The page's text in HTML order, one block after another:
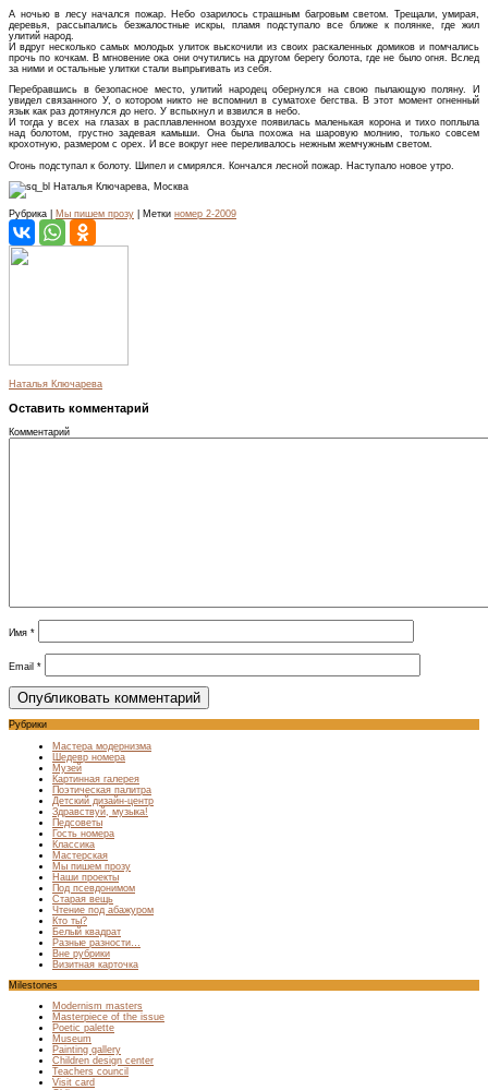
А ночью в лесу начался пожар. Небо озарилось страшным багровым светом. Трещали, умирая,
деревья, рассыпались безжалостные искры, пламя подступало все ближе к полянке, где жил
улитий народ.
И вдруг несколько самых молодых улиток выскочили из своих раскаленных домиков и помчались
прочь по кочкам. В мгновение ока они очутились на другом берегу болота, где не было огня. Вслед
за ними и остальные улитки стали выпрыгивать из себя.
Перебравшись в безопасное место, улитий народец обернулся на свою пылающую поляну. И
увидел связанного У, о котором никто не вспомнил в суматохе бегства. В этот момент огненный
язык как раз дотянулся до него. У вспыхнул и взвился в небо.
И тогда у всех на глазах в расплавленном воздухе появилась маленькая корона и тихо поплыла
над болотом, грустно задевая камыши. Она была похожа на шаровую молнию, только совсем
крохотную, размером с орех. И все вокруг нее переливалось нежным жемчужным светом.
Огонь подступал к болоту. Шипел и смирялся. Кончался лесной пожар. Наступало новое утро.
Наталья Ключарева, Москва
Рубрика | Мы пишем прозу | Метки номер 2-2009
Наталья Ключарева
Оставить комментарий
Комментарий
Имя *
Email *
Рубрики
Мастера модернизма
Шедевр номера
Музей
Картинная галерея
Поэтическая палитра
Детский дизайн-центр
Здравствуй, музыка!
Педсоветы
Гость номера
Классика
Мастерская
Мы пишем прозу
Наши проекты
Под псевдонимом
Старая вещь
Чтение под абажуром
Кто ты?
Белый квадрат
Разные разности…
Вне рубрики
Визитная карточка
Milestones
Modernism masters
Masterpiece of the issue
Poetic palette
Museum
Painting gallery
Children design center
Teachers council
Visit card